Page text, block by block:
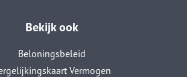
Bekijk ook
Beloningsbeleid
Vermogen